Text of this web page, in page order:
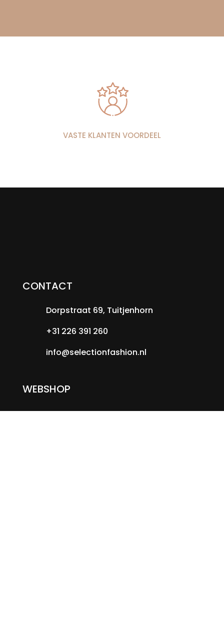
VASTE KLANTEN VOORDEEL
CONTACT
Dorpstraat 69, Tuitjenhorn
+31 226 391 260
info@selectionfashion.nl
WEBSHOP
Nieuw